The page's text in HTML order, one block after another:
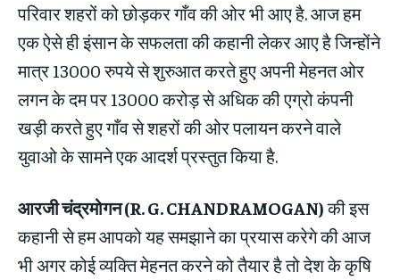
परिवार शहरों को छोड़कर गाँव की ओर भी आए है. आज हम
एक ऐसे ही इंसान के सफलता की कहानी लेकर आए है जिन्होंने
मात्र 13000 रुपये से शुरुआत करते हुए अपनी मेहनत ओर
लगन के दम पर 13000 करोड़ से अधिक की एग्रो कंपनी
खड़ी करते हुए गाँव से शहरों की ओर पलायन करने वाले
युवाओ के सामने एक आदर्श प्रस्तुत किया है.
आरजी चंद्रमोगन (R. G. CHANDRAMOGAN)की इस
कहानी से हम आपको यह समझाने का प्रयास करेगे की आज
भी अगर कोई व्यक्ति मेहनत करने को तैयार है तो देश के कृषि